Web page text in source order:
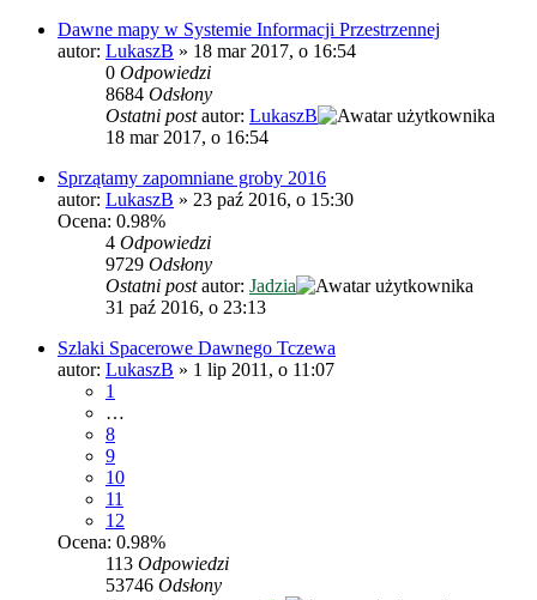
Dawne mapy w Systemie Informacji Przestrzennej
autor: LukaszB » 18 mar 2017, o 16:54
0 Odpowiedzi
8684 Odsłony
Ostatni postautor: LukaszB
18 mar 2017, o 16:54
Sprzątamy zapomniane groby 2016
autor: LukaszB » 23 paź 2016, o 15:30
Ocena: 0.98%
4 Odpowiedzi
9729 Odsłony
Ostatni postautor: Jadzia
31 paź 2016, o 23:13
Szlaki Spacerowe Dawnego Tczewa
autor: LukaszB » 1 lip 2011, o 11:07
1
…
8
9
10
11
12
Ocena: 0.98%
113 Odpowiedzi
53746 Odsłony